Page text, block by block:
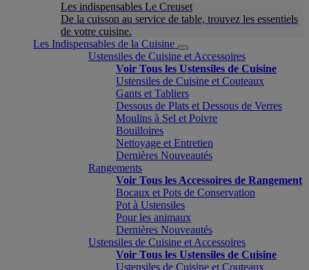
Les indispensables Le Creuset
De la cuisson au service de table, trouvez les essentiels
de votre cuisine.
Les Indispensables de la Cuisine
Ustensiles de Cuisine et Accessoires
Voir Tous les Ustensiles de Cuisine
Ustensiles de Cuisine et Couteaux
Gants et Tabliers
Dessous de Plats et Dessous de Verres
Moulins à Sel et Poivre
Bouilloires
Nettoyage et Entretien
Dernières Nouveautés
Rangements
Voir Tous les Accessoires de Rangement
Bocaux et Pots de Conservation
Pot à Ustensiles
Pour les animaux
Dernières Nouveautés
Ustensiles de Cuisine et Accessoires
Voir Tous les Ustensiles de Cuisine
Ustensiles de Cuisine et Couteaux